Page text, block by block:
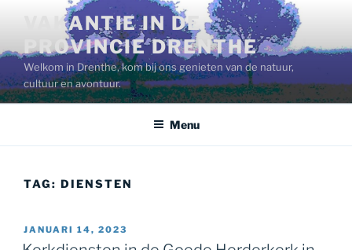
inhoud
VAKANTIE IN DE
PROVINCIE DRENTHE
Welkom in Drenthe, kom bij ons genieten van de natuur,
cultuur en avontuur.
Menu
TAG: DIENSTEN
GEPLAATST
OP
JANUARI 14, 2023